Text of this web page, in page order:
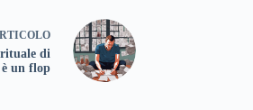
di
un flop